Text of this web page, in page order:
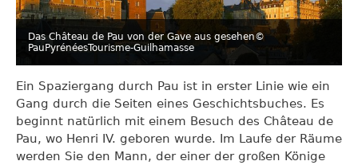
Das Château de Pau von der Gave aus gesehen©
PauPyrénéesTourisme-Guilhamasse
Ein Spaziergang durch Pau ist in erster Linie wie ein
Gang durch die Seiten eines Geschichtsbuches. Es
beginnt natürlich mit einem Besuch des Château de
Pau, wo Henri IV. geboren wurde. Im Laufe der Räume
werden Sie den Mann, der einer der großen Könige